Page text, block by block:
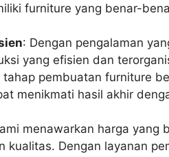
furniture yang benar-
: Dengan pengalaman
yang efisien dan
pembuatan furniture
menikmati hasil akhir
menawarkan harga yang
kualitas. Dengan layanan